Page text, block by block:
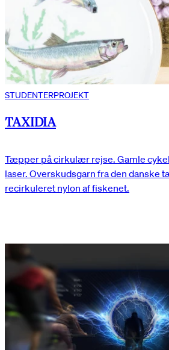
STUDENTERPROJEKT
TAXIDIA
Tæpper på cirkulær rejse. Gamle
laser. Overskudsgarn fra den danske
recirkuleret nylon af fiskenet.